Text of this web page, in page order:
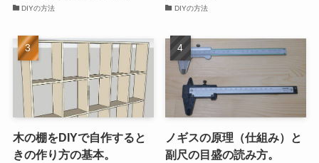
DIYの方法 DIYの方法
木の棚をDIYで自作すると
きの作り方の基本。
ノギスの原理（仕組み）と
副尺の目盛の読み方。